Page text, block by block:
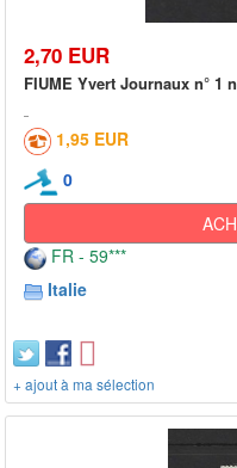
2,70 EUR
FIUME Yvert Journaux n° 1
1,95 EUR
0
FR - 59***
Italie
+ ajout à ma sélection